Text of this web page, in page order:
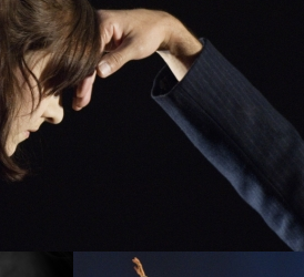
JAMES O’HARA